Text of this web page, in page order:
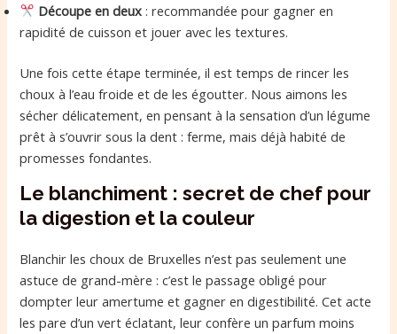
Découpe en deux : recommandée pour gagner en
rapidité de cuisson et jouer avec les textures.
Une fois cette étape terminée, il est temps de rincer les
choux à l’eau froide et de les égoutter. Nous aimons les
sécher délicatement, en pensant à la sensation d’un légume
prêt à s’ouvrir sous la dent : ferme, mais déjà habité de
promesses fondantes.
Le blanchiment : secret de chef pour
la digestion et la couleur
Blanchir les choux de Bruxelles n’est pas seulement une
astuce de grand-mère : c’est le passage obligé pour
dompter leur amertume et gagner en digestibilité. Cet acte
les pare d’un vert éclatant, leur confère un parfum moins